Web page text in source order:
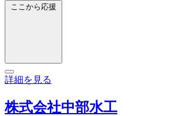
ここから応援
詳細を見る
株式会社中部水工